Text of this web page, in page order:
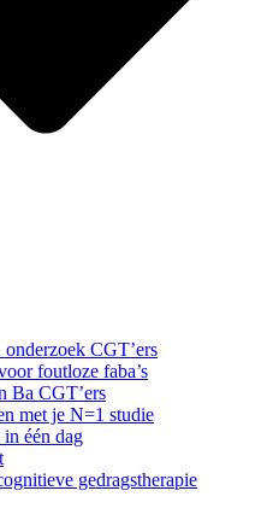
CGT’ers
foutloze faba’s
Ba CGT’ers
met je N=1 studie
één dag
gedragstherapie